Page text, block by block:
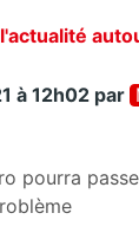
à 12h02 par
pourra